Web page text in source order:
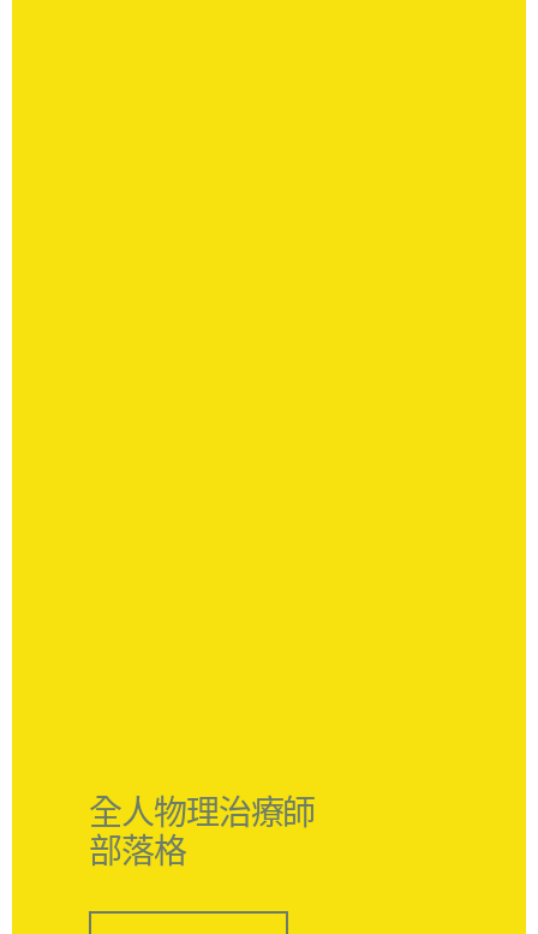
全人物理治療師
部落格